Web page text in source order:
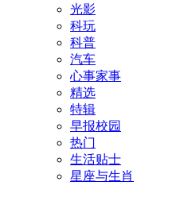
光影
科玩
科普
汽车
心事家事
精选
特辑
早报校园
热门
生活贴士
星座与生肖